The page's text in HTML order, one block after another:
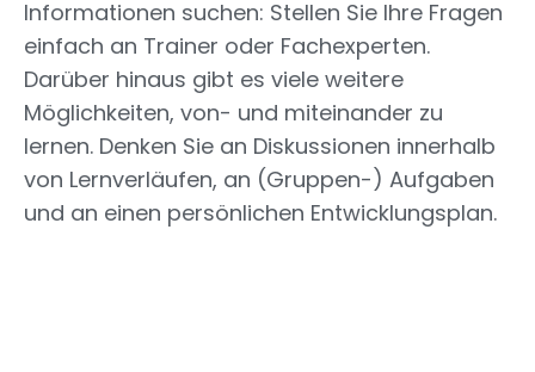
Informationen suchen: Stellen Sie Ihre Fragen
einfach an Trainer oder Fachexperten.
Darüber hinaus gibt es viele weitere
Möglichkeiten, von- und miteinander zu
lernen. Denken Sie an Diskussionen innerhalb
von Lernverläufen, an (Gruppen-) Aufgaben
und an einen persönlichen Entwicklungsplan.